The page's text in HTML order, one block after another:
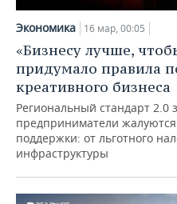
Экономика 16 мар, 00:05
«Бизнесу лучше,
придумало правила
креативного бизнеса
Региональный стандарт 2.0
предприниматели
поддержки: от льготного
инфраструктуры